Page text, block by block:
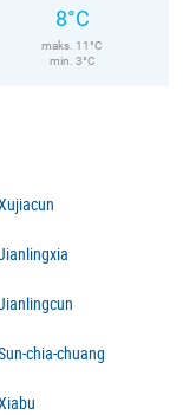
8°C
maks. 11°C
min. 3°C
chia-chuang